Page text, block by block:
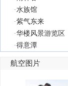
·水族馆
·紫气东来
·华楼风景游览区
·得意潭
航空图片